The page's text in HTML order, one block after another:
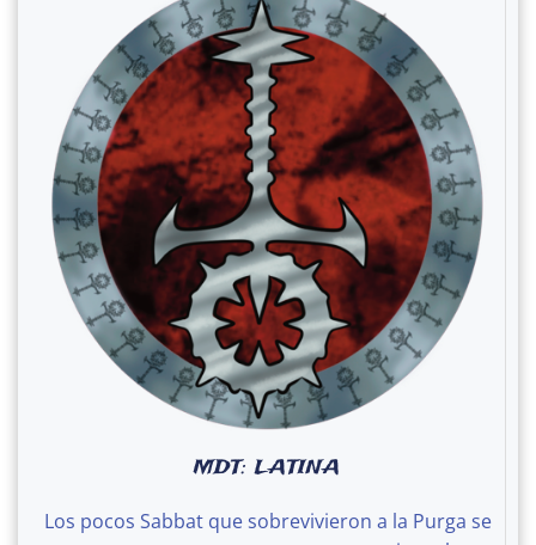
MDT: LATINA
Los pocos Sabbat que sobrevivieron a la Purga se